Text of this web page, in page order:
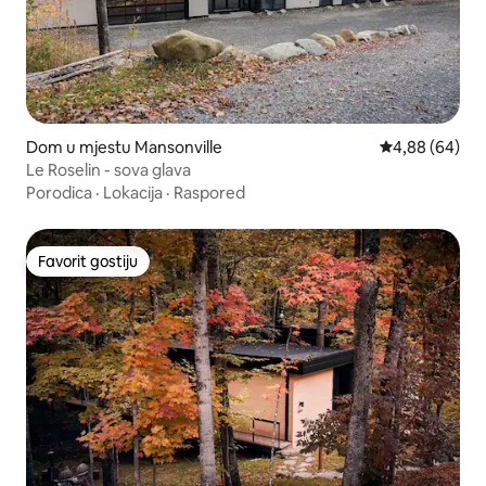
Dom u mjestu Mansonville Prosječna
4,88 (64)
Le Roselin - sova glava
Porodica · Lokacija · Raspored
Favorit gostiju
Favorit gostiju